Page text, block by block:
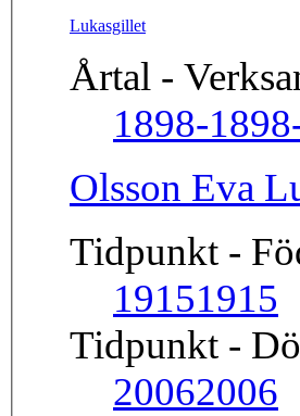
Lukasgillet
Årtal -
1898-
Olsson Eva
Tidpunkt -
19151915
Tidpunkt -
20062006